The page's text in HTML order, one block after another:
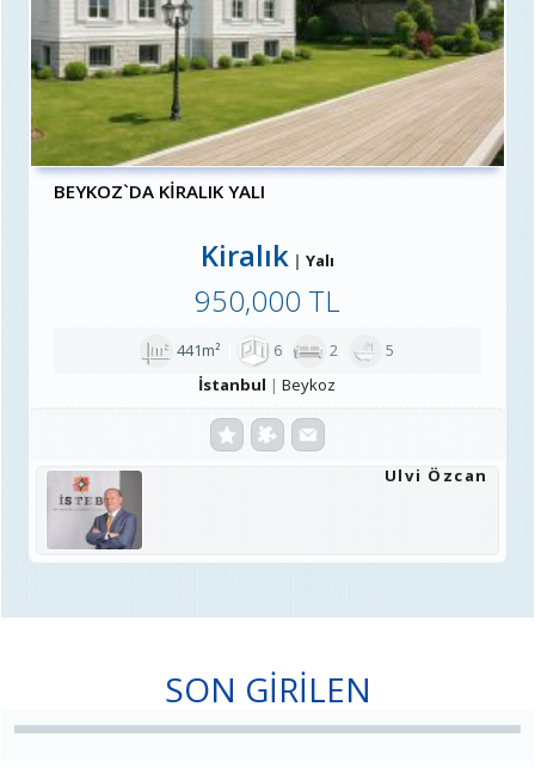
BEYKOZ`DA KİRALIK YALI
Kiralık Yalı
950,000 TL
441m² 6 2 5
İstanbul Beykoz
Ulvi Özcan
SON GİRİLEN